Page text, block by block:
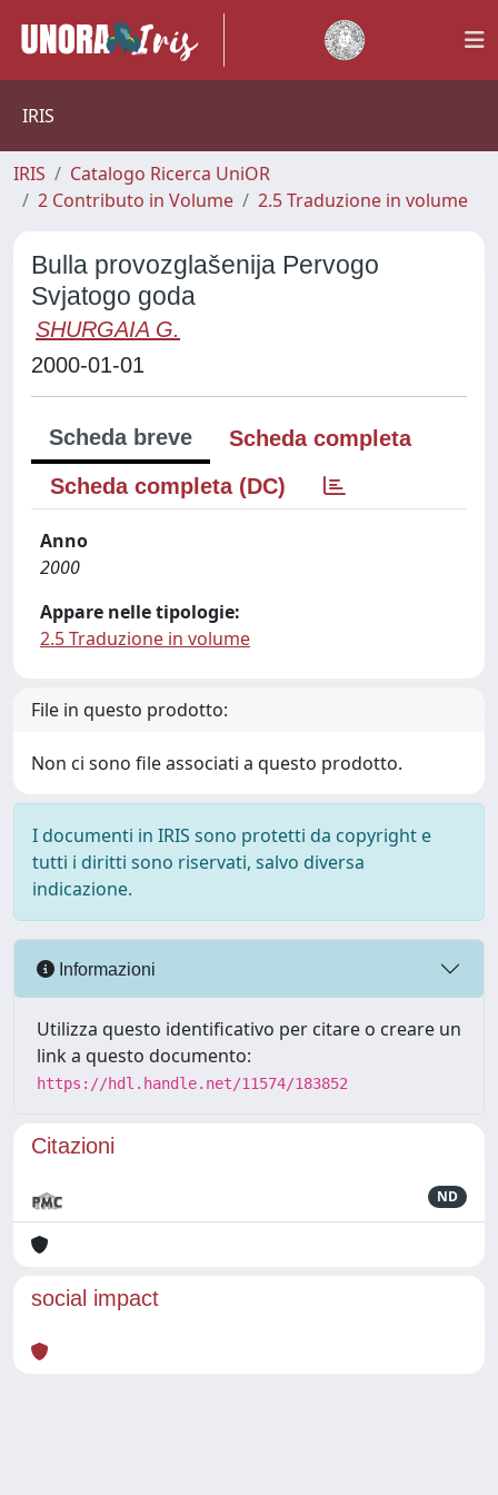
IRIS
IRIS
Catalogo Ricerca UniOR
2 Contributo in Volume
2.5 Traduzione in volume
Bulla provozglašenija Pervogo
Svjatogo goda
SHURGAIA G.
2000-01-01
Scheda breve
Scheda completa
Scheda completa (DC)
Anno
2000
Appare nelle tipologie:
2.5 Traduzione in volume
File in questo prodotto:
Non ci sono file associati a questo prodotto.
I documenti in IRIS sono protetti da copyright e
tutti i diritti sono riservati, salvo diversa
indicazione.
Informazioni
Utilizza questo identificativo per citare o creare un
link a questo documento:
https://hdl.handle.net/11574/183852
Citazioni
ND
social impact